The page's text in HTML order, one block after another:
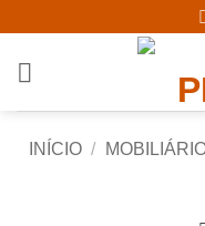
content
INÍCIO /